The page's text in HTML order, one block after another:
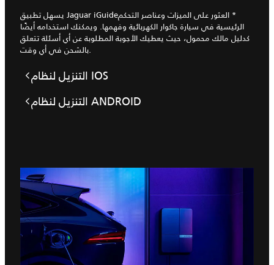
يسهل تطبيق Jaguar iGuide‏* العثور على الميزات وعناصر التحكم
الرئيسية في سيارة جاكوار الكهربائية وفهمها. ويمكنك استخدامه أيضًا
كدليل مالك محمول، حيث يعطيك الأجوبة المطلوبة عن أي أسئلة تتعلق
بالشحن في أي وقت.
التنزيل لنظام IOS
التنزيل لنظام ANDROID